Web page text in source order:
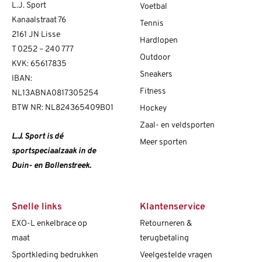
L.J. Sport
Kanaalstraat 76
2161 JN Lisse
T0252 – 240 777
KVK: 65617835
IBAN:
NL13ABNA0817305254
BTW NR: NL824365409B01
L.J. Sport is dé
sportspeciaalzaak in de
Duin- en Bollenstreek.
Voetbal
Tennis
Hardlopen
Outdoor
Sneakers
Fitness
Hockey
Zaal- en veldsporten
Meer sporten
Snelle links
EXO-L enkelbrace op
maat
Sportkleding bedrukken
Klantenservice
Retourneren &
terugbetaling
Veelgestelde vragen